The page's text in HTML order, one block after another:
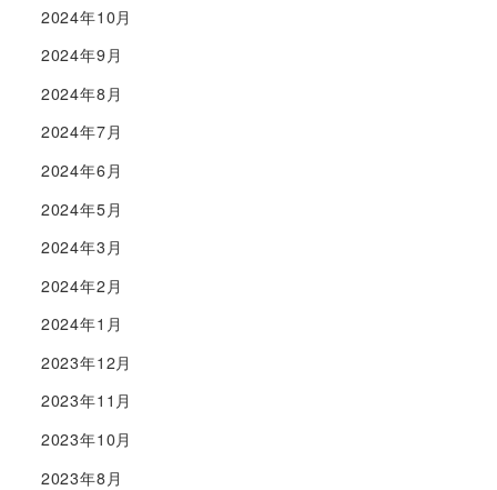
2024年10月
2024年9月
2024年8月
2024年7月
2024年6月
2024年5月
2024年3月
2024年2月
2024年1月
2023年12月
2023年11月
2023年10月
2023年8月